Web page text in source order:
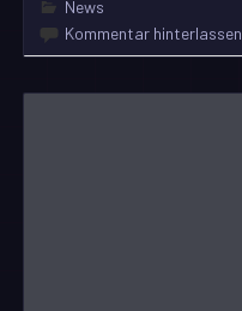
News
Kommentar hinterlassen